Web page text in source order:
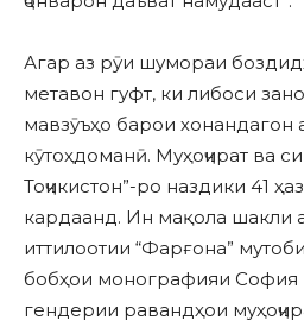
Агар аз рӯи шумораи
метавон гуфт, ки либоси
мавзӯъҳо барои хонандагон
кӯтоҳдоманӣ. Муҳоҷират ва
Тоҷикистон”-ро наздики 41
кардаанд. Ин мақола шакли
иттилоотии “Фарғона”
бобҳои монографияи София
гендерии равандҳои